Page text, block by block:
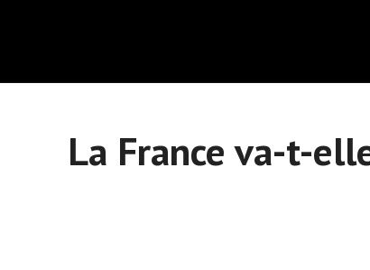
La France va-t-